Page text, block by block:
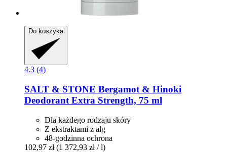
Do koszyka
4.3 (4)
SALT & STONE Bergamot & Hinoki
Deodorant Extra Strength, 75 ml
Dla każdego rodzaju skóry
Z ekstraktami z alg
48-godzinna ochrona
102,97 zł (1 372,93 zł / l)